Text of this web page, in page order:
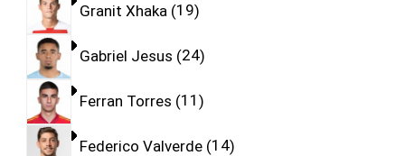
Granit Xhaka 19
Gabriel Jesus 24
Ferran Torres 11
Federico Valverde 14